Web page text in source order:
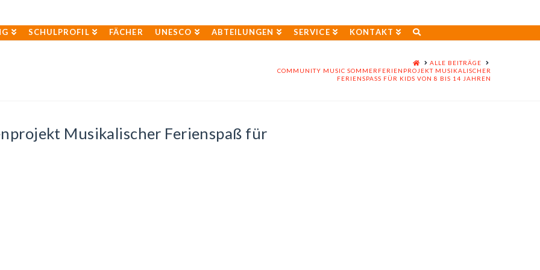
SCHULPROFIL FÄCHER UNESCO ABTEILUNGEN SERVICE KONTAKT
HOMEALLE BEITRÄGE
COMMUNITY MUSIC SOMMERFERIENPROJEKT MUSIKALISCHER
FERIENSPASS FÜR KIDS VON 8 BIS 14 JAHREN
Musikalischer Ferienspaß für